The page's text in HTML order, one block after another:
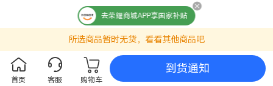
去荣耀商城APP享国家补贴
所选商品暂时无货，看看其他商品吧
首页 客服 购物车
到货通知